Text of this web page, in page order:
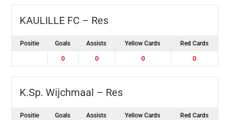
KAULILLE FC – Res
Positie Goals Assists Yellow Cards Red Cards
0 0 0 0
K.Sp. Wijchmaal – Res
Positie Goals Assists Yellow Cards Red Cards